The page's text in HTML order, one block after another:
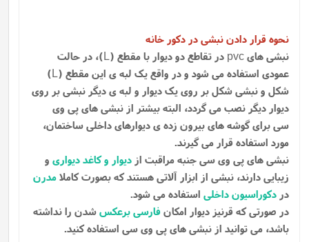
نحوه قرار دادن نبشی در دکور خانه
نبشی های pvc در تقاطع دو دیوار با مقطع (L )، در حالت
عمودی استفاده می شود و در واقع یک لبه ی این مقطع (L
)
شکل و نبشی شکل بر روی یک دیوار و لبه ی دیگر نبشی بر روی
دیوار دیگر نصب می گردد، البته بیشتر از نبشی های پی وی
سی برای گوشه های بیرون زده ی دیوارهای داخلی ساختمان،
مورد استفاده قرار می گیرند.
نبشی های پی وی سی جنبه مراقبت از دیوار و کاغد دیواری و
زیبایی دارند، نبشی از ابزار آلاتی هستند که بصورت کاملامدرن
در دکوراسیون داخلی استفاده می شود.
در صورتی که قرنیز دیوار امکانفارسی برعکسشدن را نداشته
باشد، می توانید از نبشی های پی وی سی استفاده کنید.